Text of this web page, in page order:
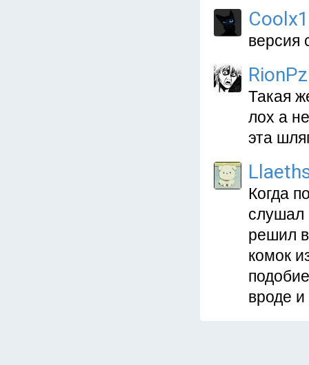
Coolx1
версия
RionPz
Такая
лох а
эта
Когда
слушал
решил
комок
вроде